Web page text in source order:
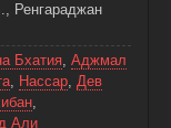
Ренгараджан
Бхатия, Аджмал
, Нассар, Дев
,
Али